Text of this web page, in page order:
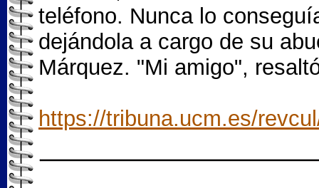
teléfono. Nunca lo
dejándola a cargo de su
Márquez. "Mi amigo",
https://tribuna.ucm.es/